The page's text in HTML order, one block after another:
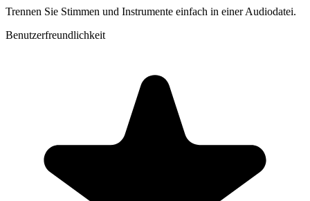
Trennen Sie Stimmen und Instrumente einfach in einer Audiodatei.
Benutzerfreundlichkeit